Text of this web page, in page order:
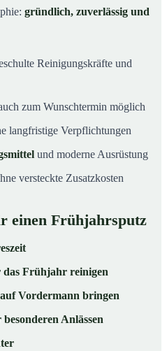
gründlich, zuverlässig und
Reinigungskräfte und
zum Wunschtermin möglich
langfristige Verpflichtungen
und moderne Ausrüstung
versteckte Zusatzkosten
einen Frühjahrsputz
Frühjahr reinigen
Vordermann bringen
Anlässen